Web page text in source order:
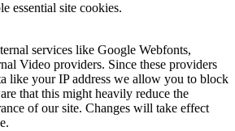
essential site cookies.
services like Google Webfonts,
Video providers. Since these providers
like your IP address we allow you to block
that this might heavily reduce the
of our site. Changes will take effect